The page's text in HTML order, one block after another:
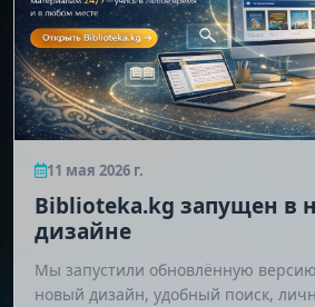
11 мая 2026 г.
Biblioteka.kg запущен в
дизайне
Мы запустили обновлённую
новый дизайн, удобный поиск,